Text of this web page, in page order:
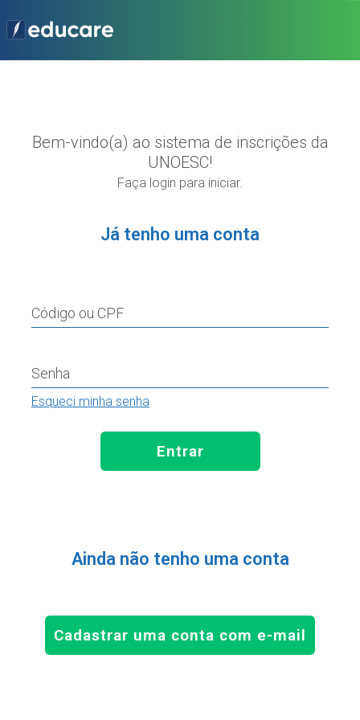
Bem-vindo(a) ao sistema de inscrições da
UNOESC!
Faça login para iniciar.
Já tenho uma conta
Código ou CPF
Senha
Esqueci minha senha
Entrar
Ainda não tenho uma conta
Cadastrar uma conta com e-mail